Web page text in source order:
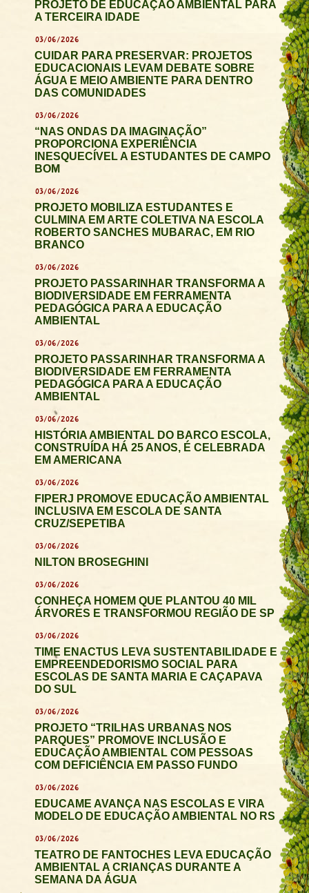
PROJETO DE EDUCAÇÃO AMBIENTAL PARA
A TERCEIRA IDADE
03/06/2026
CUIDAR PARA PRESERVAR: PROJETOS
EDUCACIONAIS LEVAM DEBATE SOBRE
ÁGUA E MEIO AMBIENTE PARA DENTRO
DAS COMUNIDADES
03/06/2026
“NAS ONDAS DA IMAGINAÇÃO”
PROPORCIONA EXPERIÊNCIA
INESQUECÍVEL A ESTUDANTES DE CAMPO
BOM
03/06/2026
PROJETO MOBILIZA ESTUDANTES E
CULMINA EM ARTE COLETIVA NA ESCOLA
ROBERTO SANCHES MUBARAC, EM RIO
BRANCO
03/06/2026
PROJETO PASSARINHAR TRANSFORMA A
BIODIVERSIDADE EM FERRAMENTA
PEDAGÓGICA PARA A EDUCAÇÃO
AMBIENTAL
03/06/2026
PROJETO PASSARINHAR TRANSFORMA A
BIODIVERSIDADE EM FERRAMENTA
PEDAGÓGICA PARA A EDUCAÇÃO
AMBIENTAL
03/06/2026
HISTÓRIA AMBIENTAL DO BARCO ESCOLA,
CONSTRUÍDA HÁ 25 ANOS, É CELEBRADA
EM AMERICANA
03/06/2026
FIPERJ PROMOVE EDUCAÇÃO AMBIENTAL
INCLUSIVA EM ESCOLA DE SANTA
CRUZ/SEPETIBA
03/06/2026
NILTON BROSEGHINI
03/06/2026
CONHEÇA HOMEM QUE PLANTOU 40 MIL
ÁRVORES E TRANSFORMOU REGIÃO DE SP
03/06/2026
TIME ENACTUS LEVA SUSTENTABILIDADE E
EMPREENDEDORISMO SOCIAL PARA
ESCOLAS DE SANTA MARIA E CAÇAPAVA
DO SUL
03/06/2026
PROJETO “TRILHAS URBANAS NOS
PARQUES” PROMOVE INCLUSÃO E
EDUCAÇÃO AMBIENTAL COM PESSOAS
COM DEFICIÊNCIA EM PASSO FUNDO
03/06/2026
EDUCAME AVANÇA NAS ESCOLAS E VIRA
MODELO DE EDUCAÇÃO AMBIENTAL NO RS
03/06/2026
TEATRO DE FANTOCHES LEVA EDUCAÇÃO
AMBIENTAL A CRIANÇAS DURANTE A
SEMANA DA ÁGUA